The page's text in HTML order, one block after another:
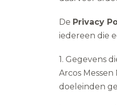
De Privacy
iedereen die
1. Gegevens
Arcos
doeleinden